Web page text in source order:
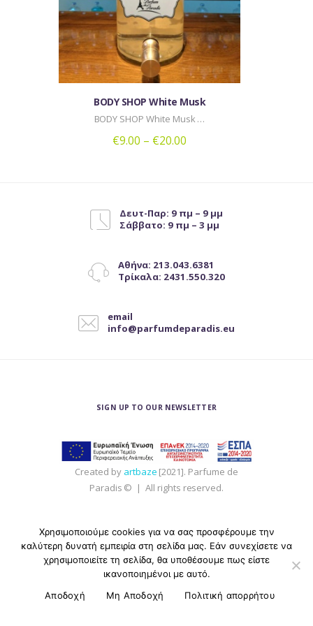
μπορούν
να
επιλεγούν
στη
σελίδα
προϊόντος
BODY SHOP White Musk
BODY SHOP White Musk …
€9.00 – €20.00
έχει
πολλαπλές
Οι
επιλογές
επιλεγούν
Δευτ-Παρ: 9 πμ – 9 μμ
Σάββατο: 9 πμ – 3 μμ
Αθήνα: 213.043.6381
Τρίκαλα: 2431.550.320
email
info@parfumdeparadis.eu
SIGN UP TO OUR NEWSLETTER
Created by artbaze [2021]. Parfume de
Paradis © | All rights reserved.
Χρησιμοποιούμε cookies για να σας προσφέρουμε την
καλύτερη δυνατή εμπειρία στη σελίδα μας. Εάν συνεχίσετε να
χρησιμοποιείτε τη σελίδα, θα υποθέσουμε πως είστε
ικανοποιημένοι με αυτό.
Αποδοχή
Μη Αποδοχή Πολιτική απορρήτου